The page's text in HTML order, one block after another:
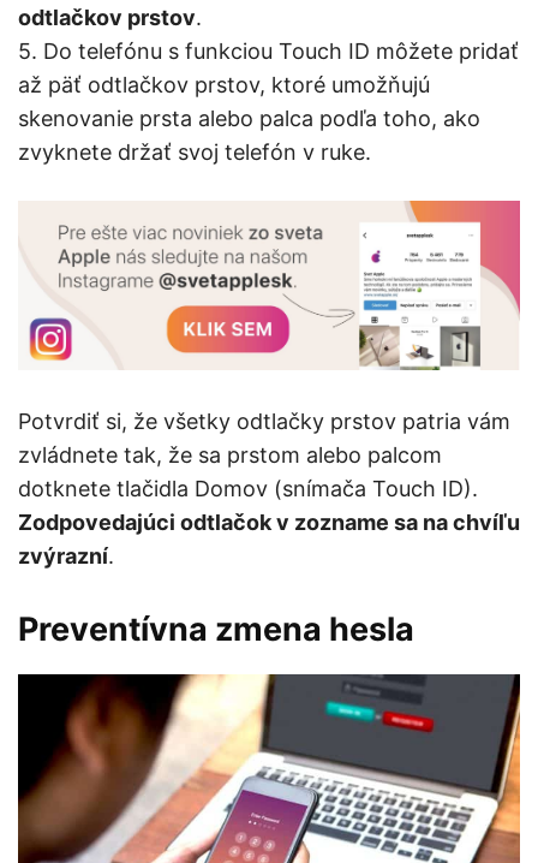
odtlačkov prstov.
5. Do telefónu s funkciou Touch ID môžete pridať
až päť odtlačkov prstov, ktoré umožňujú
skenovanie prsta alebo palca podľa toho, ako
zvyknete držať svoj telefón v ruke.
Potvrdiť si, že všetky odtlačky prstov patria vám
zvládnete tak, že sa prstom alebo palcom
dotknete tlačidla Domov (snímača Touch ID).
Zodpovedajúci odtlačok v zozname sa na chvíľu
zvýrazní.
Preventívna zmena hesla